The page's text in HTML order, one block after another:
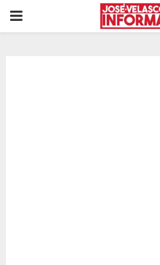
PRIMARY